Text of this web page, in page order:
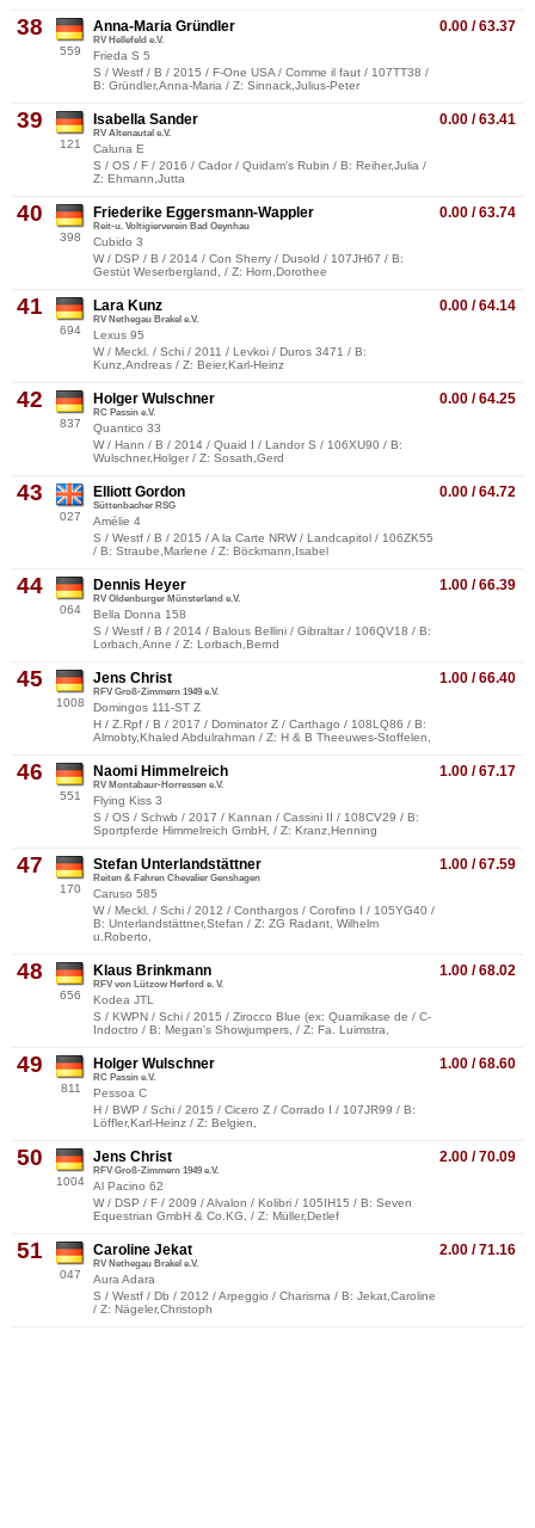
38
559
0.00 / 63.37
Anna-Maria Gründler
RV Hellefeld e.V.
Frieda S 5
S / Westf / B / 2015 / F-One USA / Comme il faut / 107TT38 /
B: Gründler,Anna-Maria / Z: Sinnack,Julius-Peter
39
121
0.00 / 63.41
Isabella Sander
RV Altenautal e.V.
Caluna E
S / OS / F / 2016 / Cador / Quidam's Rubin / B: Reiher,Julia /
Z: Ehmann,Jutta
40
398
0.00 / 63.74
Friederike Eggersmann-Wappler
Reit-u. Voltigierverein Bad Oeynhau
Cubido 3
W / DSP / B / 2014 / Con Sherry / Dusold / 107JH67 / B:
Gestüt Weserbergland, / Z: Horn,Dorothee
41
694
0.00 / 64.14
Lara Kunz
RV Nethegau Brakel e.V.
Lexus 95
W / Meckl. / Schi / 2011 / Levkoi / Duros 3471 / B:
Kunz,Andreas / Z: Beier,Karl-Heinz
42
837
0.00 / 64.25
Holger Wulschner
RC Passin e.V.
Quantico 33
W / Hann / B / 2014 / Quaid I / Landor S / 106XU90 / B:
Wulschner,Holger / Z: Sosath,Gerd
43
027
0.00 / 64.72
Elliott Gordon
Süttenbacher RSG
Amélie 4
S / Westf / B / 2015 / A la Carte NRW / Landcapitol / 106ZK55
/ B: Straube,Marlene / Z: Böckmann,Isabel
44
064
1.00 / 66.39
Dennis Heyer
RV Oldenburger Münsterland e.V.
Bella Donna 158
S / Westf / B / 2014 / Balous Bellini / Gibraltar / 106QV18 / B:
Lorbach,Anne / Z: Lorbach,Bernd
45
1008
1.00 / 66.40
Jens Christ
RFV Groß-Zimmern 1949 e.V.
Domingos 111-ST Z
H / Z.Rpf / B / 2017 / Dominator Z / Carthago / 108LQ86 / B:
Almobty,Khaled Abdulrahman / Z: H & B Theeuwes-Stoffelen,
46
551
1.00 / 67.17
Naomi Himmelreich
RV Montabaur-Horressen e.V.
Flying Kiss 3
S / OS / Schwb / 2017 / Kannan / Cassini II / 108CV29 / B:
Sportpferde Himmelreich GmbH, / Z: Kranz,Henning
47
170
1.00 / 67.59
Stefan Unterlandstättner
Reiten & Fahren Chevalier Genshagen
Caruso 585
W / Meckl. / Schi / 2012 / Conthargos / Corofino I / 105YG40 /
B: Unterlandstättner,Stefan / Z: ZG Radant, Wilhelm
u.Roberto,
48
656
1.00 / 68.02
Klaus Brinkmann
RFV von Lützow Herford e. V.
Kodea JTL
S / KWPN / Schi / 2015 / Zirocco Blue (ex: Quamikase de / C-
Indoctro / B: Megan's Showjumpers, / Z: Fa. Luimstra,
49
811
1.00 / 68.60
Holger Wulschner
RC Passin e.V.
Pessoa C
H / BWP / Schi / 2015 / Cicero Z / Corrado I / 107JR99 / B:
Löffler,Karl-Heinz / Z: Belgien,
50
1004
2.00 / 70.09
Jens Christ
RFV Groß-Zimmern 1949 e.V.
Al Pacino 62
W / DSP / F / 2009 / Alvalon / Kolibri / 105IH15 / B: Seven
Equestrian GmbH & Co.KG, / Z: Müller,Detlef
51
047
2.00 / 71.16
Caroline Jekat
RV Nethegau Brakel e.V.
Aura Adara
S / Westf / Db / 2012 / Arpeggio / Charisma / B: Jekat,Caroline
/ Z: Nägeler,Christoph